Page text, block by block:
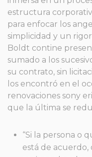
estructura
para enfocar los
simplicidad y un
Boldt contine
sumado a los
su contrato, sin
los encontró en el
renovaciones sony
que la última se
“Si la persona o
está de acuerdo,